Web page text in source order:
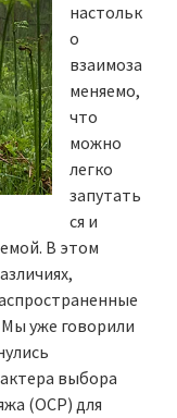
настольк
о
взаимоза
меняемо,
что
можно
легко
запутать
ся и
В этом
уже говорили
выбора
(OCP) для